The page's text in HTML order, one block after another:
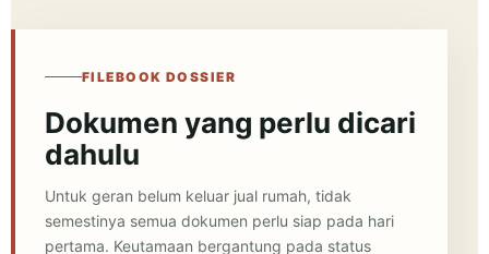
FILEBOOK DOSSIER
Dokumen yang perlu dicari
dahulu
Untuk geran belum keluar jual rumah, tidak
semestinya semua dokumen perlu siap pada hari
pertama. Keutamaan bergantung pada status